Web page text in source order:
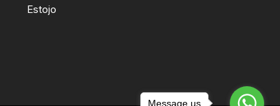
Estojo
Message us